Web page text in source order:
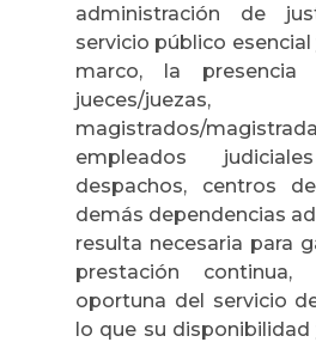
administración de
servicio público esencial
marco, la presencia
jueces/juezas,
magistrados/
empleados
despachos, centros
demás dependencias
resulta necesaria para
prestación continua,
oportuna del servicio
lo que su disponibilidad